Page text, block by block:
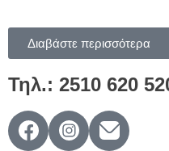
Διαβάστε περισσότερα
Τηλ.: 2510 620